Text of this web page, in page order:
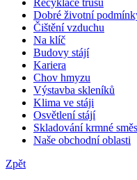
Dobré životní
Čištění vzduchu
Na klíč
Budovy stájí
Kariera
Chov hmyzu
Výstavba skleníků
Klima ve stáji
Osvětlení stájí
Skladování krmné
Naše obchodní oblasti
Zpět